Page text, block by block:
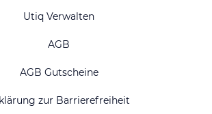
Utiq Verwalten
AGB
AGB Gutscheine
zur Barrierefreiheit